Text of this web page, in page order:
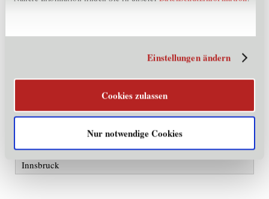
Einstellungen ändern
Cookies zulassen
Nur notwendige Cookies
ich es, dass meine Kund:innen unser Produkt am Ende des
Lebenszyklus wieder an uns retournieren?
Tag 5/ Freitag, 24. Juni 2022
Re-use Special
Ort: Bachlechnerstraße 46 (ehemaliges Bauhaus), 6020
Innsbruck